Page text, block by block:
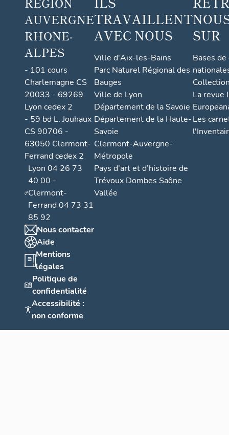
c
e
r
t
é,
l
o
s
e
s
AUVERGNE
RHONE-
ALPES
- 101 cours
Charlemagne CS
20033 - 69269
Lyon cedex 2
- 59 bd L. Jouhaux
CS 90706 -
63050 Clermont-
Ferrand cedex 2
Lyon 04 26 73
40 00 -
Clermont-
Ferrand 04 73 31
85 92
Nous contacter
Aide
Mentions
légales
Politique de
confidentialité
Accessibilité :
non conforme
TRAVAILLENT
AVEC NOUS
Ville d'Aix-les-Bains
Parc Naturel Régional des
Bauges
Ville de Lyon
Département de la Savoie
Département de la Haute-
Savoie
Clermont-Auvergne-
Métropole
Pays d’art et d’histoire de
Trévoux Dombes Saône
Vallée
SUR
Bases
La revue
Les